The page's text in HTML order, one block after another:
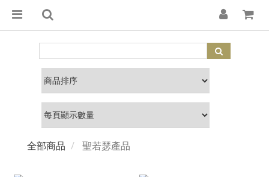
全部商品 聖若瑟產品